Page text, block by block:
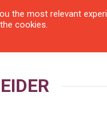
SEYIR
the most relevant
cookies.